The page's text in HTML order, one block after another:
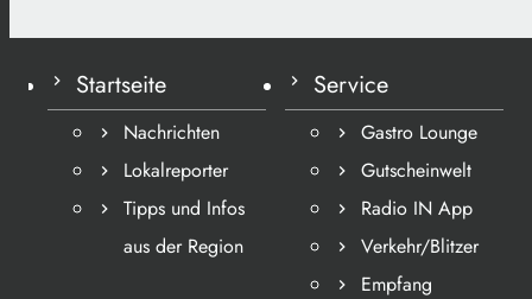
Startseite
Nachrichten
Lokalreporter
Tipps und Infos
aus der Region
Service
Gastro Lounge
Gutscheinwelt
Radio IN App
Verkehr/Blitzer
Empfang